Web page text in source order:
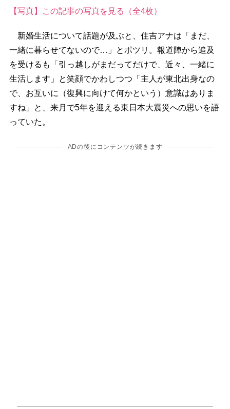
【写真】この記事の写真を見る（全4枚）
新婚生活について話題が及ぶと、住吉アナは「まだ、
一緒に暮らせてないので…」とポツリ。報道陣から追及
を受けるも「引っ越しがまだってだけで、近々、一緒に
生活します」と笑顔でかわしつつ「主人が東北出身なの
で、お互いに（復興に向けて何かという）意識はありま
すね」と、来月で5年を迎える東日本大震災への思いを語
っていた。
ADの後にコンテンツが続きます